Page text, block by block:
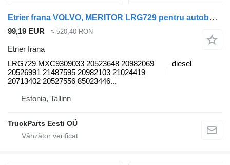
Etrier frana VOLVO, MERITOR LRG729 pentru autobuz Volvo B6, B7, B9, B10, B12 bus (1978-2011)
99,19 EUR ≈ 520,40 RON
Etrier frana
LRG729 MXC9309033 20523648 20982069
20526991 21487595 20982103 21024419
20713402 20527556 85023446...
diesel
Estonia, Tallinn
TruckParts Eesti OÜ